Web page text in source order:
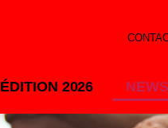
ÉDITION 2026